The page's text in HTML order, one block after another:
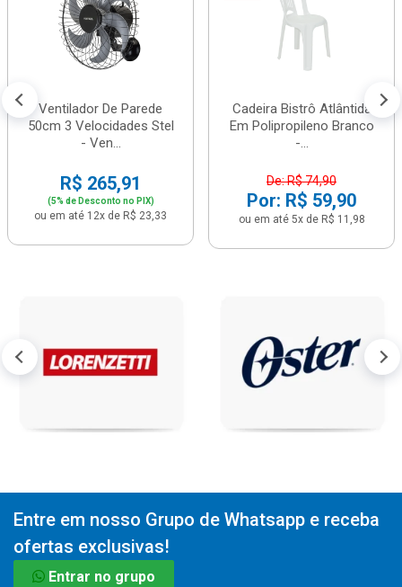
Ventilador De Parede
50cm 3 Velocidades Stel
- Ven...
R$ 265,91
(5% de Desconto no PIX)
ou em até 12x de R$ 23,33
Cadeira Bistrô Atlântida
Em Polipropileno Branco
-...
De: R$ 74,90
Por: R$ 59,90
ou em até 5x de R$ 11,98
Entre em nosso Grupo de Whatsapp e receba
ofertas exclusivas!
Entrar no grupo